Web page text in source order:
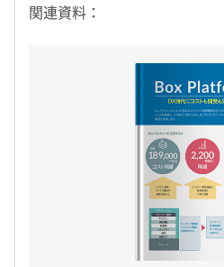
関連資料：